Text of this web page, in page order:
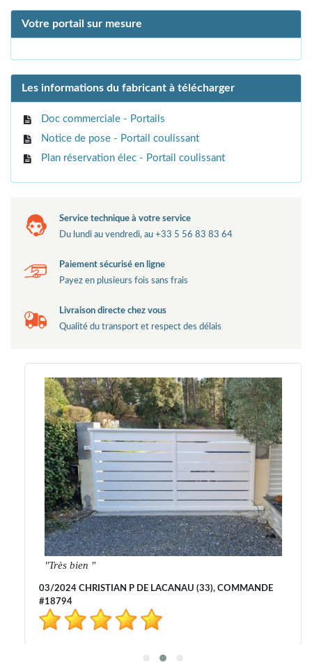
Votre portail sur mesure
Les informations du fabricant à télécharger
Doc commerciale - Portails
Notice de pose - Portail coulissant
Plan réservation élec - Portail coulissant
Service technique à votre service
Du lundi au vendredi, au +33 5 56 83 83 64
Paiement sécurisé en ligne
Payez en plusieurs fois sans frais
Livraison directe chez vous
Qualité du transport et respect des délais
Très bien
03/2024 CHRISTIAN P DE LACANAU (33), COMMANDE
#18794